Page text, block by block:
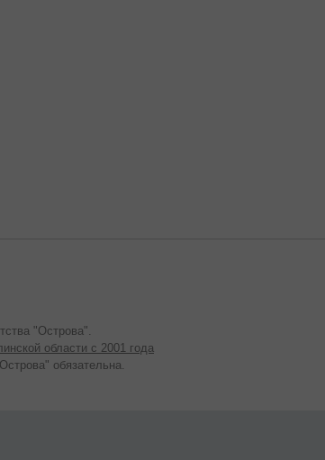
"Острова".
области с 2001 года
обязательна.